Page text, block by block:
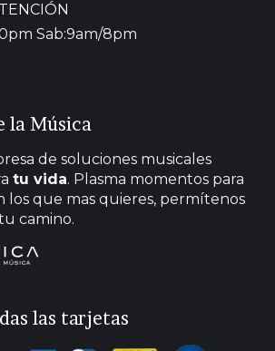
Sab:9am/8pm
la Música
de soluciones musicales
tu vida. Plasma momentos para
los que mas quieres, permítenos
camino.
las tarjetas